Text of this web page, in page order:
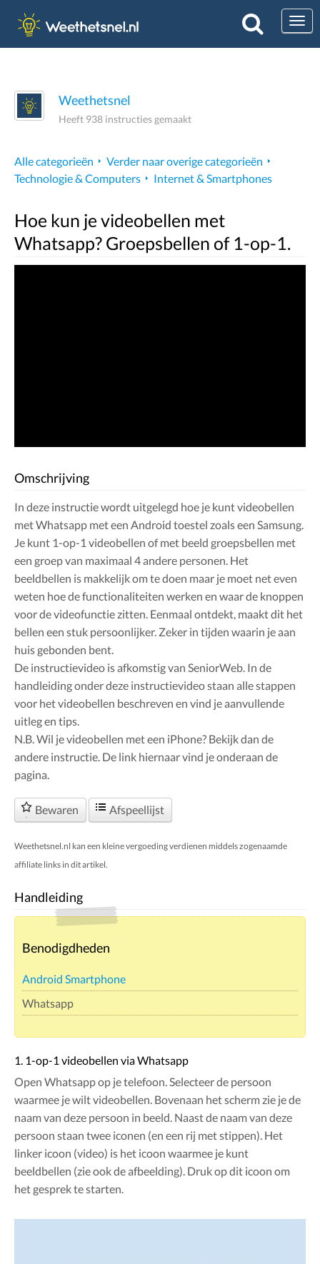
Weethetsnel
Heeft 938 instructies gemaakt
Alle categorieën
Verder naar overige categorieën
Technologie & Computers
Internet & Smartphones
Hoe kun je videobellen met
Whatsapp? Groepsbellen of 1-op-1.
Omschrijving
In deze instructie wordt uitgelegd hoe je kunt videobellen
met Whatsapp met een Android toestel zoals een Samsung.
Je kunt 1-op-1 videobellen of met beeld groepsbellen met
een groep van maximaal 4 andere personen. Het
beeldbellen is makkelijk om te doen maar je moet net even
weten hoe de functionaliteiten werken en waar de knoppen
voor de videofunctie zitten. Eenmaal ontdekt, maakt dit het
bellen een stuk persoonlijker. Zeker in tijden waarin je aan
huis gebonden bent.
De instructievideo is afkomstig van SeniorWeb. In de
handleiding onder deze instructievideo staan alle stappen
voor het videobellen beschreven en vind je aanvullende
uitleg en tips.
N.B. Wil je videobellen met een iPhone? Bekijk dan de
andere instructie. De link hiernaar vind je onderaan de
pagina.
Bewaren Afspeellijst
Weethetsnel.nl kan een kleine vergoeding verdienen middels zogenaamde
affiliate links in dit artikel.
Handleiding
Benodigdheden
Android Smartphone
Whatsapp
1. 1-op-1 videobellen via Whatsapp
Open Whatsapp op je telefoon. Selecteer de persoon
waarmee je wilt videobellen. Bovenaan het scherm zie je de
naam van deze persoon in beeld. Naast de naam van deze
persoon staan twee iconen (en een rij met stippen). Het
linker icoon (video) is het icoon waarmee je kunt
beeldbellen (zie ook de afbeelding). Druk op dit icoon om
het gesprek te starten.